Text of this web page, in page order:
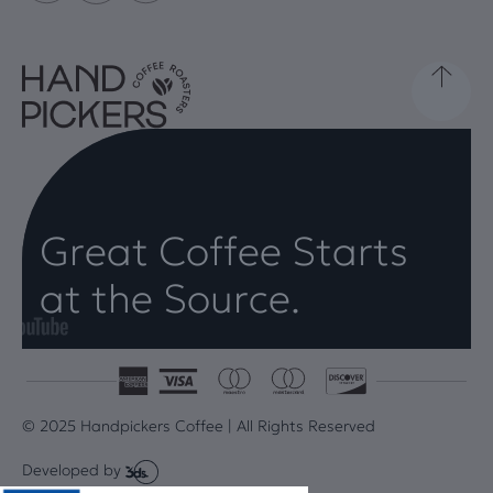
Great Coffee Starts
at the Source.
© 2025 Handpickers Coffee | All Rights Reserved
Developed by